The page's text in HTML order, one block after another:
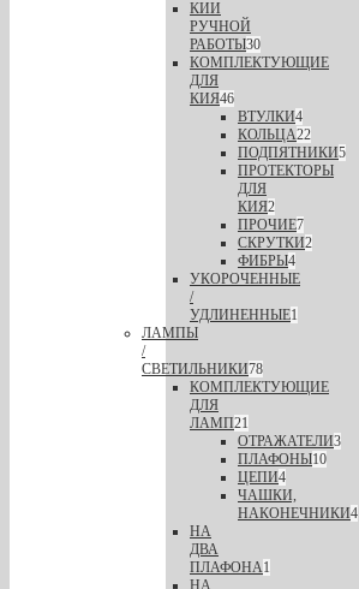
КИИ
РУЧНОЙ
РАБОТЫ30
КОМПЛЕКТУЮЩИЕ
ДЛЯ
КИЯ46
ВТУЛКИ4
КОЛЬЦА22
ПОДПЯТНИКИ5
ПРОТЕКТОРЫ
ДЛЯ
КИЯ2
ПРОЧИЕ7
СКРУТКИ2
ФИБРЫ4
УКОРОЧЕННЫЕ
/
УДЛИНЕННЫЕ1
ЛАМПЫ
/
СВЕТИЛЬНИКИ78
КОМПЛЕКТУЮЩИЕ
ДЛЯ
ЛАМП21
ОТРАЖАТЕЛИ3
ПЛАФОНЫ10
ЦЕПИ4
ЧАШКИ,
НАКОНЕЧНИКИ4
НА
ДВА
ПЛАФОНА1